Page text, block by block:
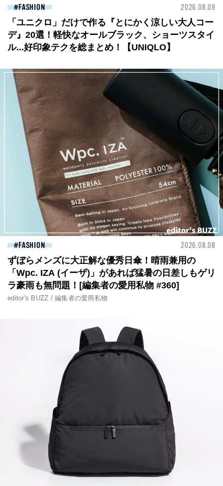
FASHION 2026.08.09
「ユニクロ」だけで作る『とにかく涼しい大人コー
デ』20選！軽快なオールブラック、ショーツスタイ
ル...好印象テクを総まとめ！【UNIQLO】
FASHION 2026.08.08
ずぼらメンズに大正解な優秀日傘！晴雨兼用の
「Wpc. IZA (イーザ)」があれば猛暑の日差しもゲリ
ラ豪雨も無問題！[編集者の愛用私物 #360]
editor's BUZZ / 編集者の愛用私物